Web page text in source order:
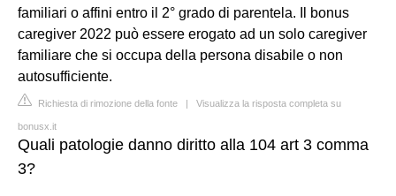
familiari o affini entro il 2° grado di parentela. Il bonus
caregiver 2022 può essere erogato ad un solo caregiver
familiare che si occupa della persona disabile o non
autosufficiente.
Richiesta di rimozione della fonte | Visualizza la risposta completa su
bonusx.it
Quali patologie danno diritto alla 104 art 3 comma
3?